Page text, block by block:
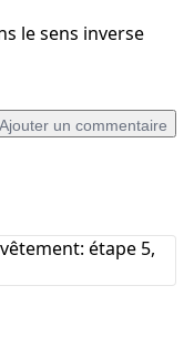
le sens inverse
Ajouter un commentaire